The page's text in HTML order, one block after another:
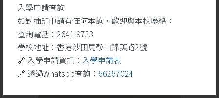
學校活動
入學申請查詢
如對插班申請有任何本詢，歡迎與本校聯絡：
查詢電話：2641 9733
學校地址：香港沙田馬鞍山錦英路2號
🔗 入學申請資訊： 入學申請表
🔗 透過Whatspp查詢： 66267024